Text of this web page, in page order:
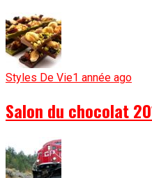
Styles De Vie1 année ago
Salon du chocolat